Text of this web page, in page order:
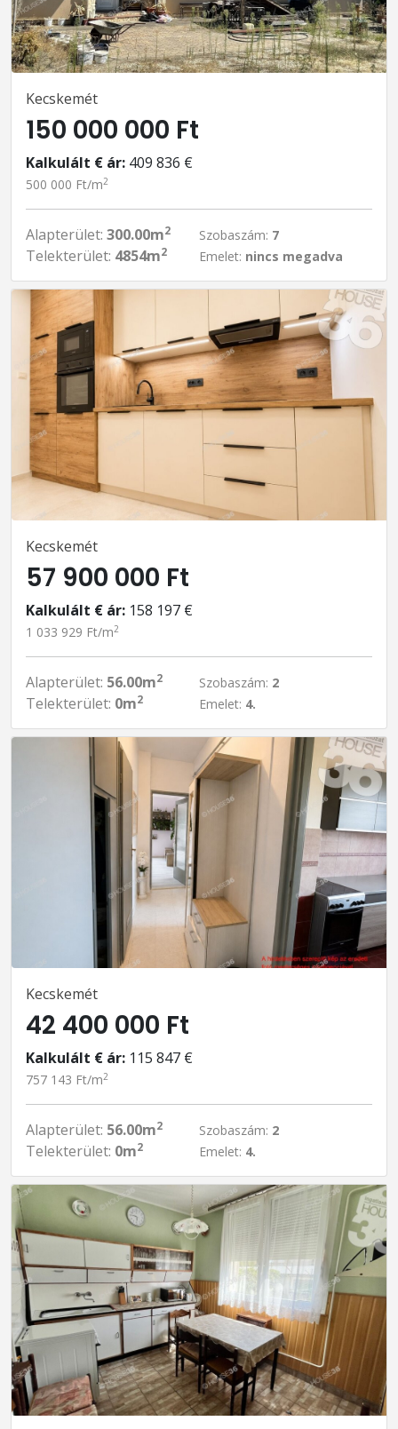
Kecskemét
150 000 000 Ft
Kalkulált € ár: 409 836 €
500 000 Ft/m2
Alapterület: 300.00m2
Telekterület: 4854m2
Szobaszám: 7
Emelet: nincs megadva
Kecskemét
57 900 000 Ft
Kalkulált € ár: 158 197 €
1 033 929 Ft/m2
Alapterület: 56.00m2
Telekterület: 0m2
Szobaszám: 2
Emelet: 4.
Kecskemét
42 400 000 Ft
Kalkulált € ár: 115 847 €
757 143 Ft/m2
Alapterület: 56.00m2
Telekterület: 0m2
Szobaszám: 2
Emelet: 4.